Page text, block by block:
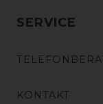
SERVICE
KONTAKT